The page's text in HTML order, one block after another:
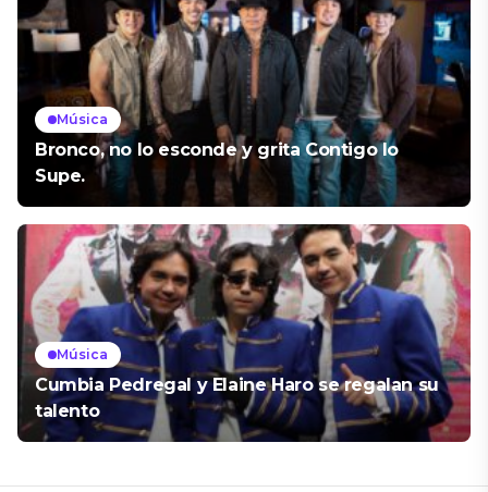
Música
Bronco, no lo esconde y grita Contigo lo
Supe.
Música
Cumbia Pedregal y Elaine Haro se regalan su
talento